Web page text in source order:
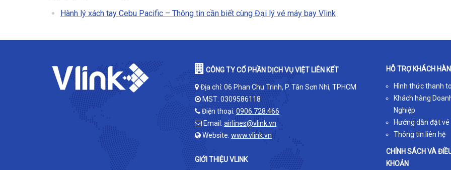
Hành lý xách tay Cebu Pacific – Thông tin cần biết cùng Đại lý vé máy bay Vlink
CÔNG TY CỔ PHẦN DỊCH VỤ VIỆT LIÊN KẾT
Địa chỉ: 06 Phan Chu Trinh, P. Tân Sơn Nhì, TPHCM
MST: 0309586118
Điện thoại: 0906.728.466
Email: airlines@vlink.vn
Website: www.vlink.vn
GIỚI THIỆU VLINK
HỖ TRỢ KHÁCH
Hình thức thanh
Khách hàng
Nghiệp
Hướng dẫn đặt vé
Thông tin liên hệ
CHÍNH SÁCH VÀ
KHOẢN